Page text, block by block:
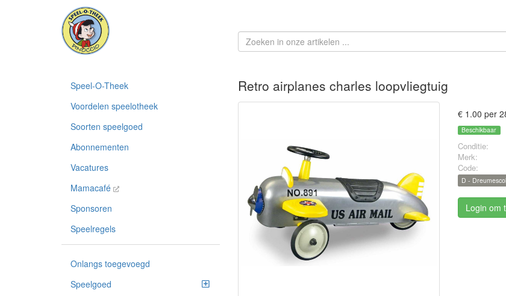
Speel-O-Theek
Voordelen speelotheek
Soorten speelgoed
Abonnementen
Vacatures
Mamacafé
Sponsoren
Speelregels
Onlangs toegevoegd
Speelgoed
Retro airplanes charles loopvliegtuig
€ 1.00 per
Beschikbaar
Conditie:
Merk:
Code:
D -
Login om